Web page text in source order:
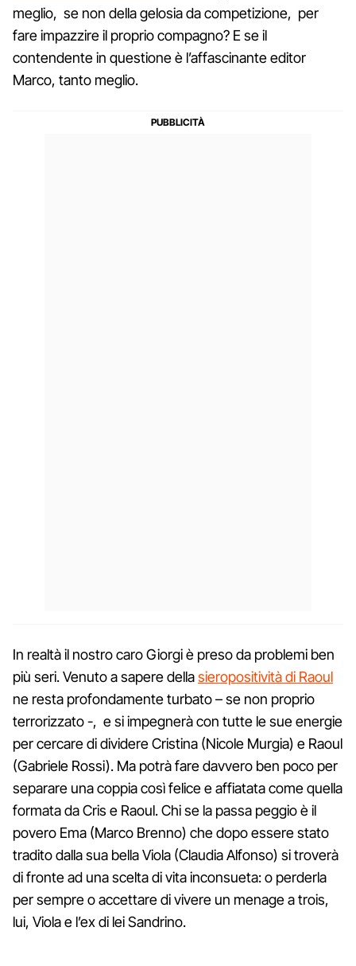
meglio, se non della gelosia da competizione, per
fare impazzire il proprio compagno? E se il
contendente in questione è l’affascinante editor
Marco, tanto meglio.
In realtà il nostro caro Giorgi è preso da problemi ben
più seri. Venuto a sapere dellasieropositività di Raoul
ne resta profondamente turbato – se non proprio
terrorizzato -, e si impegnerà con tutte le sue energie
per cercare di dividere Cristina (Nicole Murgia) e Raoul
(Gabriele Rossi). Ma potrà fare davvero ben poco per
separare una coppia così felice e affiatata come quella
formata da Cris e Raoul. Chi se la passa peggio è il
povero Ema (Marco Brenno) che dopo essere stato
tradito dalla sua bella Viola (Claudia Alfonso) si troverà
di fronte ad una scelta di vita inconsueta: o perderla
per sempre o accettare di vivere un menage a trois,
lui, Viola e l’ex di lei Sandrino.